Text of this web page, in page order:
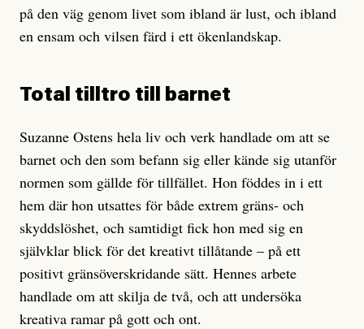
på den väg genom livet som ibland är lust, och ibland
en ensam och vilsen färd i ett ökenlandskap.
Total tilltro till barnet
Suzanne Ostens hela liv och verk handlade om att se
barnet och den som befann sig eller kände sig utanför
normen som gällde för tillfället. Hon föddes in i ett
hem där hon utsattes för både extrem gräns- och
skyddslöshet, och samtidigt fick hon med sig en
självklar blick för det kreativt tillåtande – på ett
positivt gränsöverskridande sätt. Hennes arbete
handlade om att skilja de två, och att undersöka
kreativa ramar på gott och ont.